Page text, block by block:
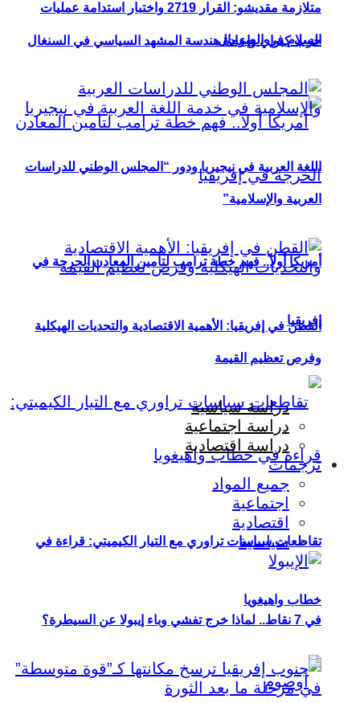
حزب كيراي وإعادة هندسة المشهد السياسي في السنغال
أمريكا أولاً.. فهم خطة ترامب لتأمين المعادن الحرجة في
إفريقيا
تقاطعات سياسات تراوري مع التيار الكيميتي: قراءة في
خطاب واهيغويا
متلازمة مقديشو: القرار 2719 واختبار استدامة عمليات
السلام في الصومال
اللغة العربية في نيجيريا ودور “المجلس الوطني للدراسات
العربية والإسلامية”
القطن في إفريقيا: الأهمية الاقتصادية والتحديات الهيكلية
وفرص تعظيم القيمة
دراسة سياسية
دراسة اجتماعية
دراسة اقتصادية
ترجمات
جميع المواد
اجتماعية
اقتصادية
سياسية
في 7 نقاط.. لماذا خرج تفشي وباء إيبولا عن السيطرة؟